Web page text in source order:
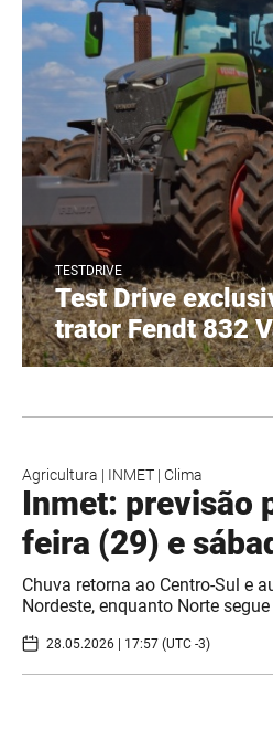
TESTDRIVE
Test Drive
trator Fendt 832
Agricultura | INMET | Clima
Inmet: previsão
feira (29) e
Chuva retorna ao Centro-Sul e
Nordeste, enquanto Norte
28.05.2026 | 17:57 (UTC -3)